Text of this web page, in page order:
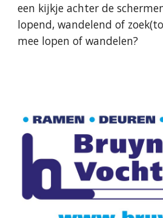
een kijkje achter de
lopend, wandelend of
mee lopen of wandelen?